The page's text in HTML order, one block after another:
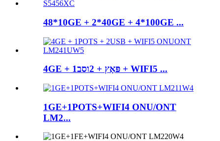
48*10GE + 2*40GE + 4*100GE ...
4GE + 1פּאָץ + 2וסב + WIFI5 ...
1GE+1POTS+WIFI4 ONU/ONT
LM2...